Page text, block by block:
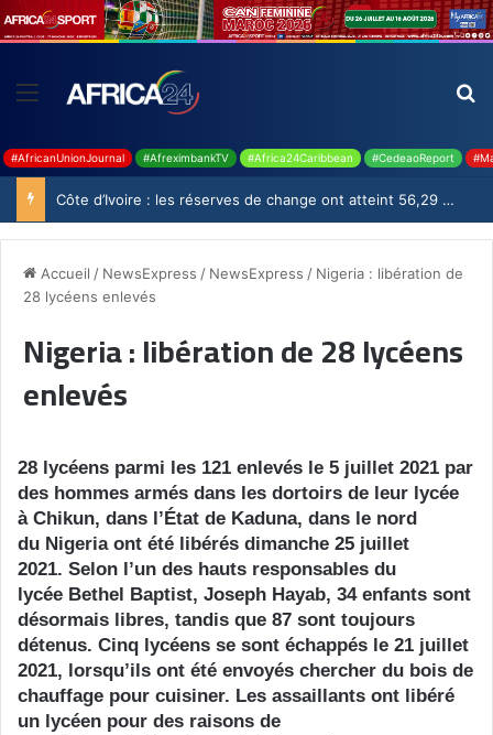
#AfricanUnionJournal #AfreximbankTV #Africa24Caribbean #CedeaoReport
Côte d’Ivoire : les réserves de change ont atteint 56,29 milliards USD en juillet
Accueil / NewsExpress / NewsExpress / Nigeria : libération de
28 lycéens enlevés
Nigeria : libération de 28 lycéens
enlevés
28 lycéens parmi les 121 enlevés le 5 juillet 2021 par
des hommes armés dans les dortoirs de leur lycée
à Chikun, dans l’État de Kaduna, dans le nord
du Nigeria ont été libérés dimanche 25 juillet
2021. Selon l’un des hauts responsables du
lycée Bethel Baptist, Joseph Hayab, 34 enfants sont
désormais libres, tandis que 87 sont toujours
détenus. Cinq lycéens se sont échappés le 21 juillet
2021, lorsqu’ils ont été envoyés chercher du bois de
chauffage pour cuisiner. Les assaillants ont libéré
un lycéen pour des raisons de